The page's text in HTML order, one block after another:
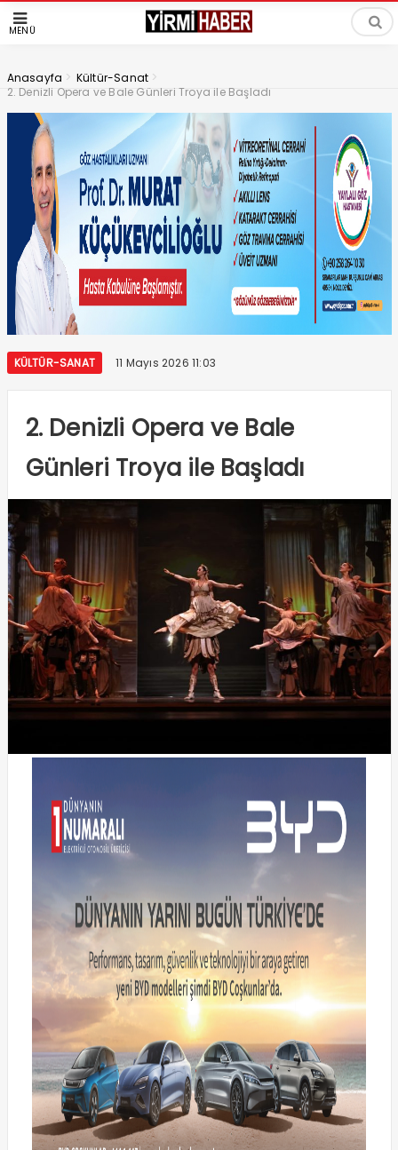
MENÜ
Anasayfa > Kültür-Sanat >
2. Denizli Opera ve Bale Günleri Troya ile Başladı
KÜLTÜR-SANAT 11 Mayıs 2026 11:03
2. Denizli Opera ve Bale
Günleri Troya ile Başladı